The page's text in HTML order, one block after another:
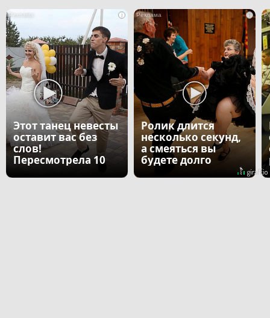
i
Этот танец невесты
оставит вас без
слов!
Пересмотрела 10
i
Ролик длится
несколько секунд,
а смеяться вы
будете долго